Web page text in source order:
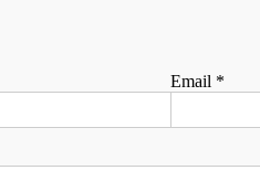
Email *